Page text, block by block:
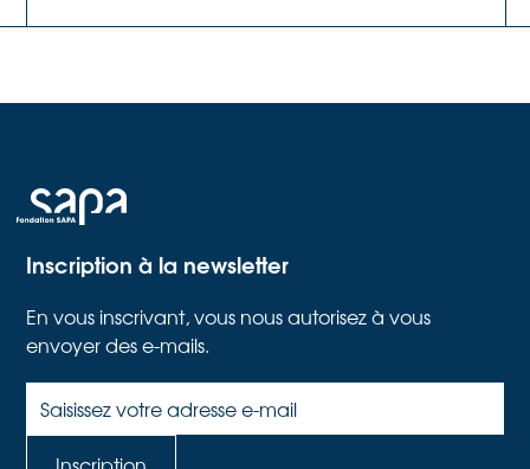
Inscription à la newsletter
En vous inscrivant, vous nous autorisez à vous
envoyer des e-mails.